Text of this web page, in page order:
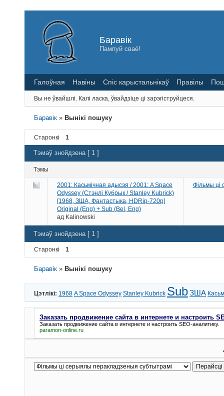
Баравік
Пампуй сваё!
Галоўная Навіны Спіс карыстальнікаў Правілы
Вы не ўвайшлі. Калі ласка, ўвайдзіце ці зарэгіструйцеся.
Баравік » Вынікі пошуку
Старонкі 1
Тэмаў знойдзена [ 1 ]
Тэмы
2001: Касьмічная адысэя / 2001: A Space
Odyssey (Стэнлі Кубрык / Stanley Kubrick)
[1968, ЗША, Фантастыка, HDRip-720p]
Original (Eng) + Sub (Bel, Eng)
ад Kalinowski
Фільмы ці
Тэмаў знойдзена [ 1 ]
Старонкі 1
Баравік » Вынікі пошуку
Цэтлікі: 1968 A Space Odyssey Stanley Kubrick SubЗША
Заказать продвижение сайта в интернете и настроить
Заказать продвижение сайта в интернете и настроить SEO-аналитику.
paramon-online.ru